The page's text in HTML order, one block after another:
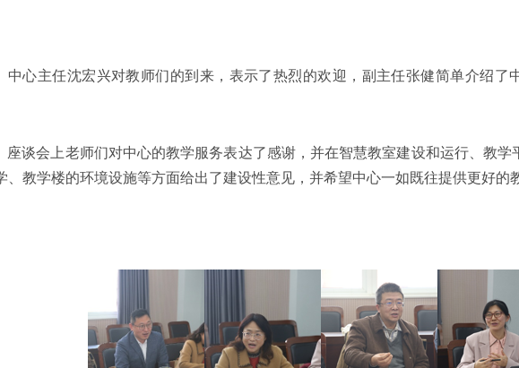
中心主任沈宏兴对教师们的到来，表示了热烈的欢迎，副主任张健简单介绍了
座谈会上老师们对中心的教学服务表达了感谢，并在智慧教室建设和运行、教学
、教学楼的环境设施等方面给出了建设性意见，并希望中心一如既往提供更好的